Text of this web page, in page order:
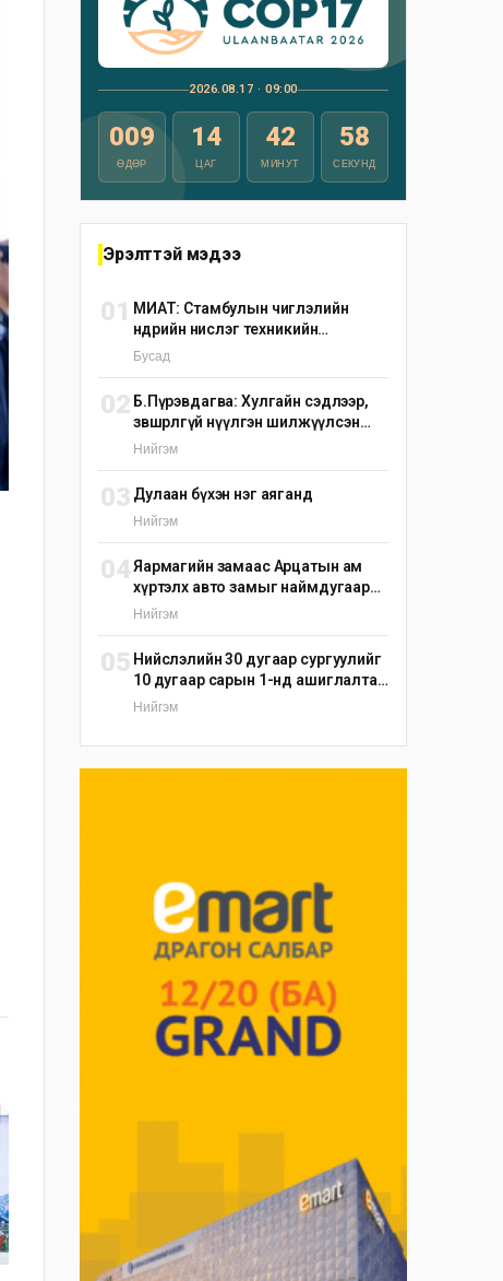
2026.08.17 · 09:00
009
ӨДӨР
14
ЦАГ
42
МИНУТ
57
СЕКУНД
Эрэлттэй мэдээ
01 МИАТ: Стамбулын чиглэлийн
өнөөдрийн нислэг техникийн
шалтгаанаар цуцлагдлаа
Бусад
02 Б.Пүрэвдагва: Хулгайн сэдлээр,
зөвшөөрөлгүй нүүлгэн шилжүүлсэн
С.Зоригийн хөшөөг өнөөдрийн дотор
Нийгэм
03 Дулаан бүхэн нэг аяганд
Нийгэм
04 Яармагийн замаас Арцатын ам
хүртэлх авто замыг наймдугаар
сарын 25-ныг хүртэл түр хаана
Нийгэм
05 Нийслэлийн 30 дугаар сургуулийг
10 дугаар сарын 1-нд ашиглалтад
оруулна
Нийгэм